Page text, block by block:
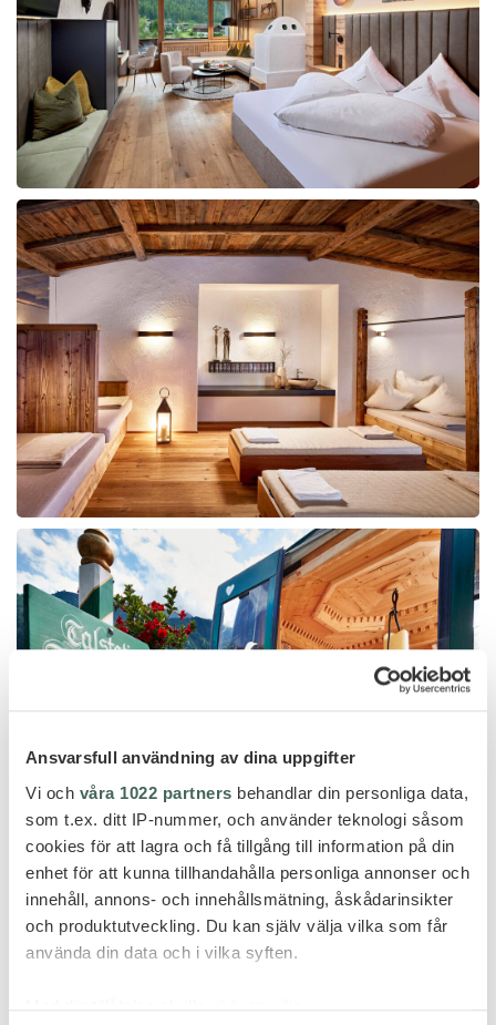
Ansvarsfull användning av dina uppgifter
Vi och våra 1022 partners behandlar din personliga data,
som t.ex. ditt IP-nummer, och använder teknologi såsom
cookies för att lagra och få tillgång till information på din
enhet för att kunna tillhandahålla personliga annonser och
innehåll, annons- och innehållsmätning, åskådarinsikter
och produktutveckling. Du kan själv välja vilka som får
använda din data och i vilka syften.